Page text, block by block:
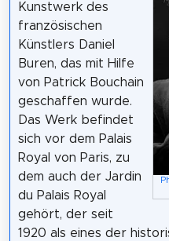
Kunstwerk des
französischen
Künstlers Daniel
Buren, das mit Hilfe
von Patrick Bouchain
geschaffen wurde.
Das Werk befindet
sich vor dem Palais
Royal von Paris, zu
dem auch der Jardin
du Palais Royal
gehört, der seit
1920 als eines der